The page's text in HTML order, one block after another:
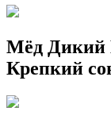
Мёд Дикий
Крепкий